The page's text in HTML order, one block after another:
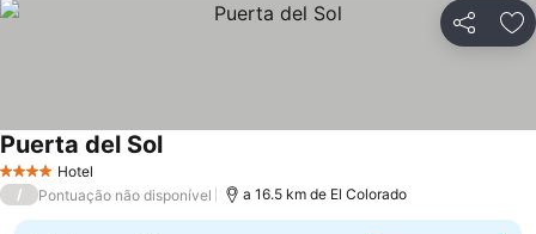
Partilhar
4 EstrelasHotel
Puerta del SolVer preços
/ Pontuação não disponível a 16.5 km de El Colorado